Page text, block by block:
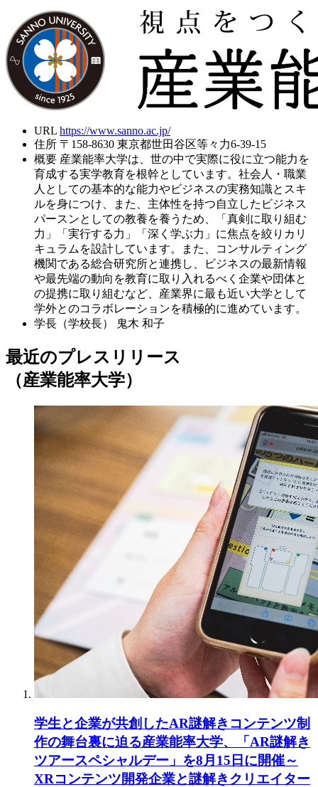
URL https://www.sanno.ac.jp/
住所 〒158-8630 東京都世田谷区等々力6-39-15
概要 産業能率大学は、世の中で実際に役に立つ能力を
育成する実学教育を根幹としています。社会人・職業
人としての基本的な能力やビジネスの実務知識とスキ
ルを身につけ、また、主体性を持つ自立したビジネス
パースンとしての教養を養うため、「真剣に取り組む
力」「実行する力」「深く学ぶ力」に焦点を絞りカリ
キュラムを設計しています。また、コンサルティング
機関である総合研究所と連携し、ビジネスの最新情報
や最先端の動向を教育に取り入れるべく企業や団体と
の提携に取り組むなど、産業界に最も近い大学として
学外とのコラボレーションを積極的に進めています。
学長（学校長）
鬼木 和子
最近のプレスリリース
（産業能率大学）
学生と企業が共創したAR謎解きコンテンツ制
作の舞台裏に迫る産業能率大学、「AR謎解き
ツアースペシャルデー」を8月15日に開催～
XRコンテンツ開発企業と謎解きクリエイター